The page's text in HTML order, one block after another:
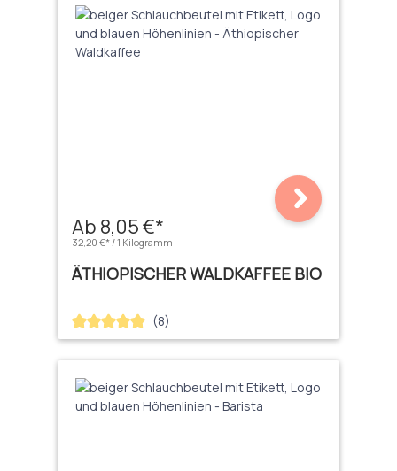
Ab 8,05 €*
32,20 €* / 1 Kilogramm
ÄTHIOPISCHER WALDKAFFEE BIO
Durchschnittliche Bewertung von 4.88 von 5 Sternen
(8)